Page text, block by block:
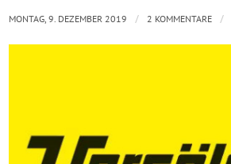
MONTAG, 9. DEZEMBER 2019 / 2 KOMMENTARE /